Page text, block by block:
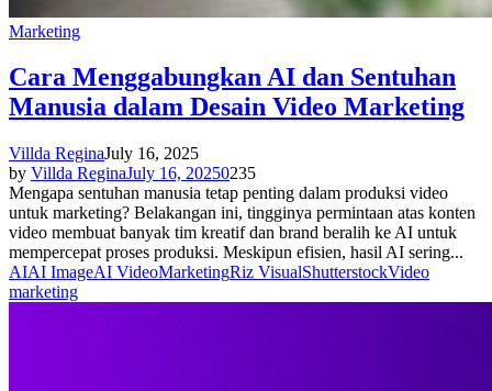
Marketing
Cara Menggabungkan AI dan Sentuhan
Manusia dalam Desain Video Marketing
Villda ReginaJuly 16, 2025
by Villda ReginaJuly 16, 20250235
Mengapa sentuhan manusia tetap penting dalam produksi video
untuk marketing? Belakangan ini, tingginya permintaan atas konten
video membuat banyak tim kreatif dan brand beralih ke AI untuk
mempercepat proses produksi. Meskipun efisien, hasil AI sering...
AIAI ImageAI VideoMarketingRiz VisualShutterstockVideo
marketing